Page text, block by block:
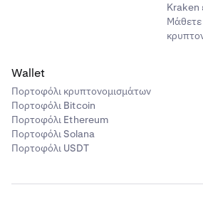
Kraken
Μάθετε
Wallet
Πορτοφόλι κρυπτονομισμάτων
Πορτοφόλι Bitcoin
Πορτοφόλι Ethereum
Πορτοφόλι Solana
Πορτοφόλι USDT